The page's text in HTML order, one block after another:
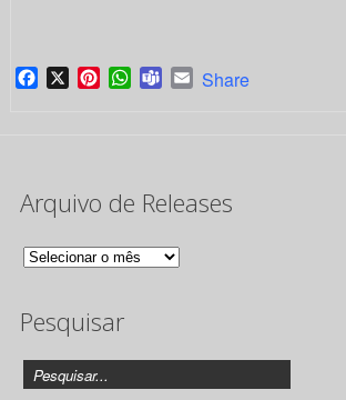
Facebook
X PinterestWhatsApp
TeamsEmail
Share
Arquivo de Releases
Arquivo
Releases
Pesquisar